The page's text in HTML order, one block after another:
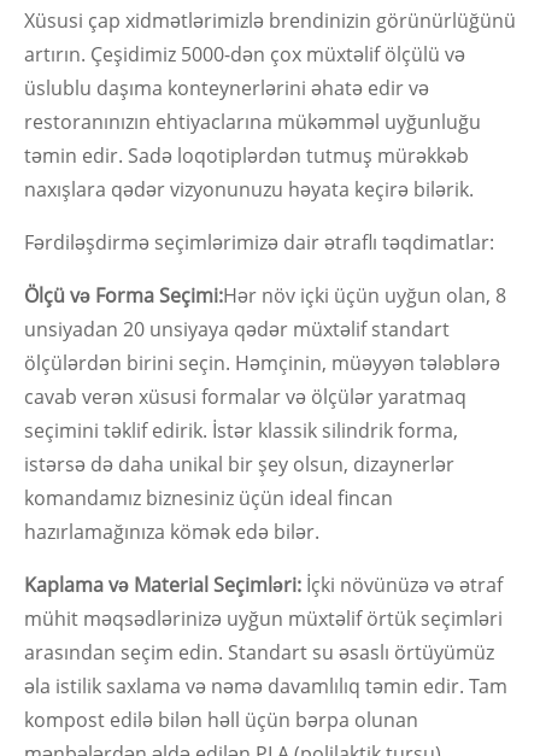
Xüsusi çap xidmətlərimizlə brendinizin görünürlüğünü
artırın. Çeşidimiz 5000-dən çox müxtəlif ölçülü və
üslublu daşıma konteynerlərini əhatə edir və
restoranınızın ehtiyaclarına mükəmməl uyğunluğu
təmin edir. Sadə loqotiplərdən tutmuş mürəkkəb
naxışlara qədər vizyonunuzu həyata keçirə bilərik.
Fərdiləşdirmə seçimlərimizə dair ətraflı təqdimatlar:
Ölçü və Forma Seçimi:Hər növ içki üçün uyğun olan, 8
unsiyadan 20 unsiyaya qədər müxtəlif standart
ölçülərdən birini seçin. Həmçinin, müəyyən tələblərə
cavab verən xüsusi formalar və ölçülər yaratmaq
seçimini təklif edirik. İstər klassik silindrik forma,
istərsə də daha unikal bir şey olsun, dizaynerlər
komandamız biznesiniz üçün ideal fincan
hazırlamağınıza kömək edə bilər.
Kaplama və Material Seçimləri: İçki növünüzə və ətraf
mühit məqsədlərinizə uyğun müxtəlif örtük seçimləri
arasından seçim edin. Standart su əsaslı örtüyümüz
əla istilik saxlama və nəmə davamlılıq təmin edir. Tam
kompost edilə bilən həll üçün bərpa olunan